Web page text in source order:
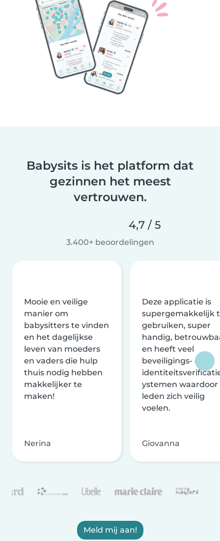
Babysits is het platform dat
gezinnen het meest
vertrouwen.
4,7 / 5
3.400+ beoordelingen
Mooie en veilige
manier om
babysitters te vinden
en het dagelijkse
leven van moeders
en vaders die hulp
thuis nodig hebben
makkelijker te
maken!
Nerina
Deze applicatie is
supergemakkelijk
gebruiken, super
handig,
en heeft veel
beveiligings- en
ystemen waardoor
leden zich veilig
voelen.
Giovanna
Meld mij aan!